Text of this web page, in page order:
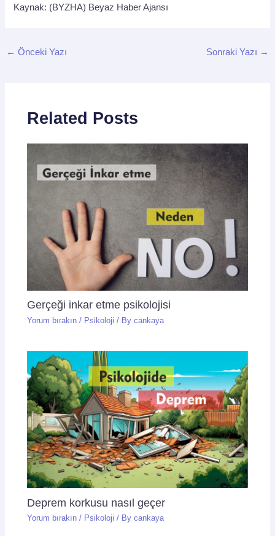
Kaynak: (BYZHA) Beyaz Haber Ajansı
← Önceki Yazı Sonraki Yazı →
Related Posts
Gerçeği inkar etme psikolojisi
Yorum bırakın / Psikoloji / Bycankaya
Deprem korkusu nasıl geçer
Yorum bırakın / Psikoloji / Bycankaya